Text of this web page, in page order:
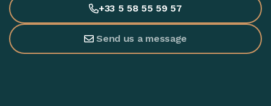
+33 5 58 55 59 57
Send us a message